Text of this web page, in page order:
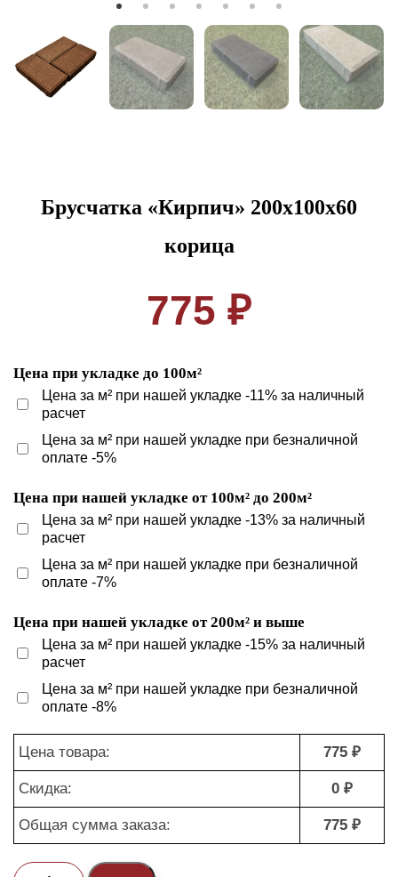
Брусчатка «Кирпич» 200x100x60
корица
775 ₽
Цена при укладке до 100м²
Цена за м² при нашей укладке -11% за наличный
расчет
Цена за м² при нашей укладке при безналичной
оплате -5%
Цена при нашей укладке от 100м² до 200м²
Цена за м² при нашей укладке -13% за наличный
расчет
Цена за м² при нашей укладке при безналичной
оплате -7%
Цена при нашей укладке от 200м² и выше
Цена за м² при нашей укладке -15% за наличный
расчет
Цена за м² при нашей укладке при безналичной
оплате -8%
Цена товара: 775 ₽
Скидка: 0 ₽
Общая сумма заказа: 775 ₽